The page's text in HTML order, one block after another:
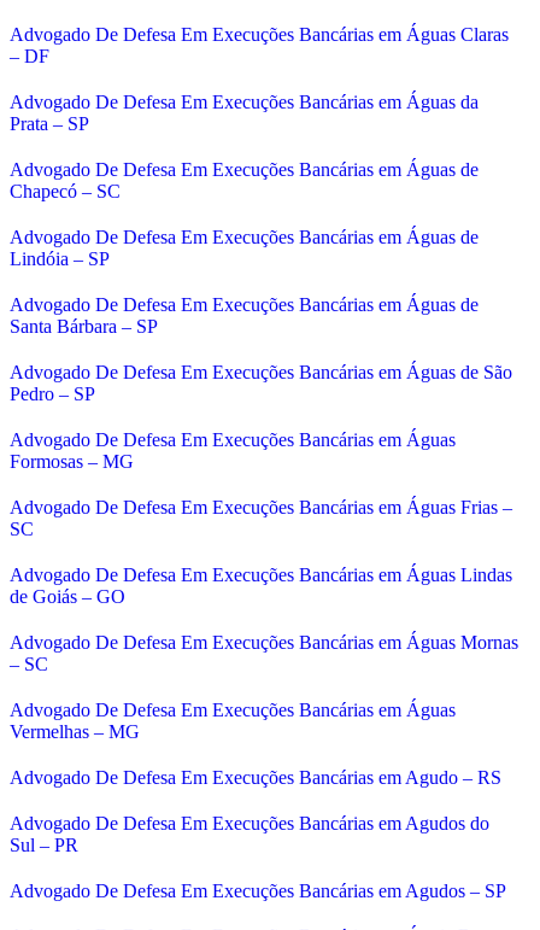
Advogado De Defesa Em Execuções Bancárias em Águas Claras
– DF
Advogado De Defesa Em Execuções Bancárias em Águas da
Prata – SP
Advogado De Defesa Em Execuções Bancárias em Águas de
Chapecó – SC
Advogado De Defesa Em Execuções Bancárias em Águas de
Lindóia – SP
Advogado De Defesa Em Execuções Bancárias em Águas de
Santa Bárbara – SP
Advogado De Defesa Em Execuções Bancárias em Águas de São
Pedro – SP
Advogado De Defesa Em Execuções Bancárias em Águas
Formosas – MG
Advogado De Defesa Em Execuções Bancárias em Águas Frias –
SC
Advogado De Defesa Em Execuções Bancárias em Águas Lindas
de Goiás – GO
Advogado De Defesa Em Execuções Bancárias em Águas Mornas
– SC
Advogado De Defesa Em Execuções Bancárias em Águas
Vermelhas – MG
Advogado De Defesa Em Execuções Bancárias em Agudo – RS
Advogado De Defesa Em Execuções Bancárias em Agudos do
Sul – PR
Advogado De Defesa Em Execuções Bancárias em Agudos – SP